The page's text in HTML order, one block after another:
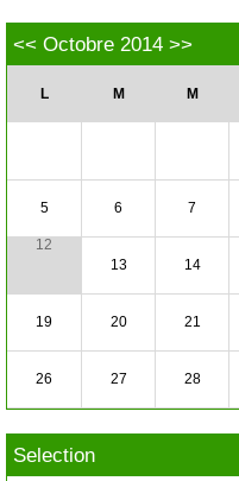
<< Octobre 2014 >>
L M M
5 6 7
12
13
14
19 20 21
26 27 28
Selection